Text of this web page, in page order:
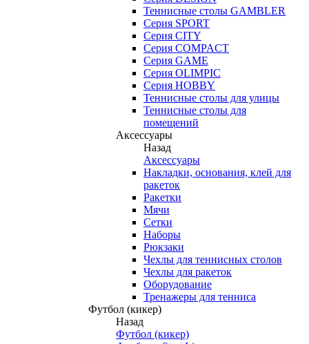
Теннисные столы GAMBLER
Серия SPORT
Серия CITY
Серия COMPACT
Серия GAME
Серия OLIMPIC
Серия HOBBY
Теннисные столы для улицы
Теннисные столы для
помещений
Аксессуары
Назад
Аксессуары
Накладки, основания, клей для
ракеток
Ракетки
Мячи
Сетки
Наборы
Рюкзаки
Чехлы для теннисных столов
Чехлы для ракеток
Оборудование
Тренажеры для тенниса
Футбол (кикер)
Назад
Футбол (кикер)